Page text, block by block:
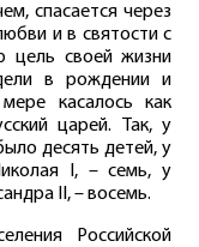
спасается через
и в святости с
цель своей жизни
в рождении и
касалось как
царей. Так, у
десять детей, у
I, – семь, у
II, – восемь.
Российской